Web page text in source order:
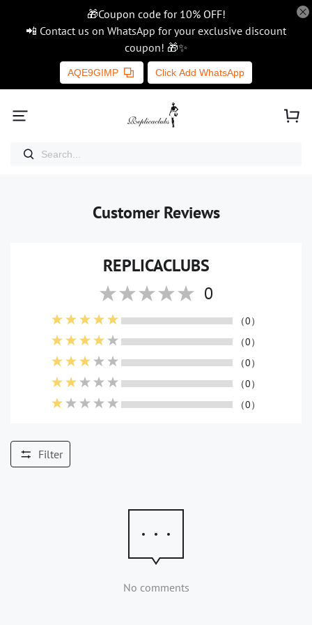
🎁Coupon code for 10% OFF!
📲 Contact us on WhatsApp for your exclusive discount
coupon! 🎁✨
AQE9GIMP Click Add WhatsApp
Customer Reviews
REPLICACLUBS
0
（0）
（0）
（0）
（0）
（0）
Filter
No comments